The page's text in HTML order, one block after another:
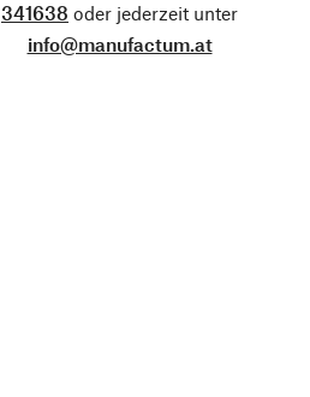
341638 oder jederzeit unter
info@manufactum.at